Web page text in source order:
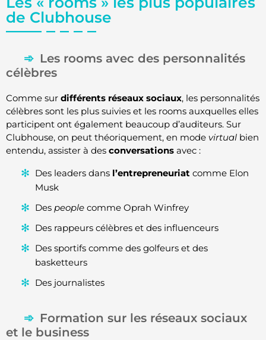
de Clubhouse
Les rooms avec des personnalités
célèbres
Comme sur différents réseaux sociaux, les personnalités
célèbres sont les plus suivies et les rooms auxquelles elles
participent ont également beaucoup d’auditeurs. Sur
Clubhouse, on peut théoriquement, en mode virtual bien
entendu, assister à des conversations avec :
Des leaders dans l’entrepreneuriat comme Elon
Musk
Des people comme Oprah Winfrey
Des rappeurs célèbres et des influenceurs
Des sportifs comme des golfeurs et des
basketteurs
Des journalistes
Formation sur les réseaux sociaux
et le business